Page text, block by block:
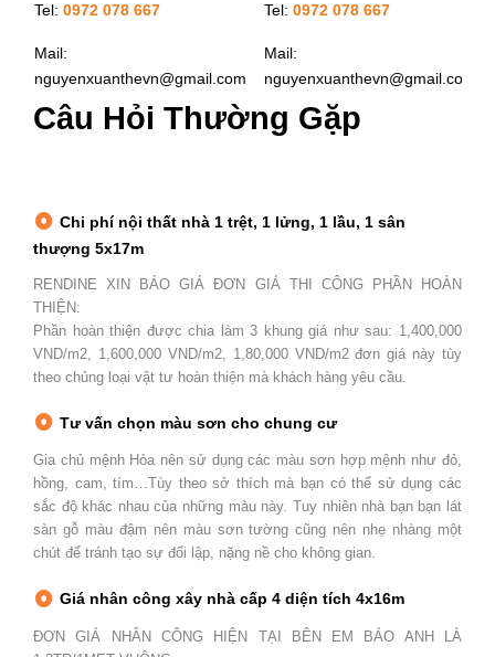
Tel: 0972 078 667
Mail:
nguyenxuanthevn@gmail.com
Tel: 0972 078 667
Mail:
nguyenxuanthevn@gmail.com
Câu Hỏi Thường Gặp
Chi phí nội thất nhà 1 trệt, 1 lửng, 1 lầu, 1 sân
thượng 5x17m
RENDINE XIN BÁO GIÁ ĐƠN GIÁ THI CÔNG PHẦN HOÀN
THIỆN:
Phần hoàn thiện được chia làm 3 khung giá như sau: 1,400,000
VND/m2, 1,600,000 VND/m2, 1,80,000 VND/m2 đơn giá này tùy
theo chủng loại vật tư hoàn thiện mà khách hàng yêu cầu.
Tư vấn chọn màu sơn cho chung cư
Gia chủ mệnh Hỏa nên sử dụng các màu sơn hợp mệnh như đỏ,
hồng, cam, tím…Tùy theo sở thích mà bạn có thể sử dụng các
sắc độ khác nhau của những màu này. Tuy nhiên nhà bạn bạn lát
sàn gỗ màu đậm nên màu sơn tường cũng nên nhẹ nhàng một
chút để tránh tạo sự đối lập, nặng nề cho không gian.
Giá nhân công xây nhà cấp 4 diện tích 4x16m
ĐƠN GIÁ NHÂN CÔNG HIỆN TẠI BÊN EM BÁO ANH LÀ